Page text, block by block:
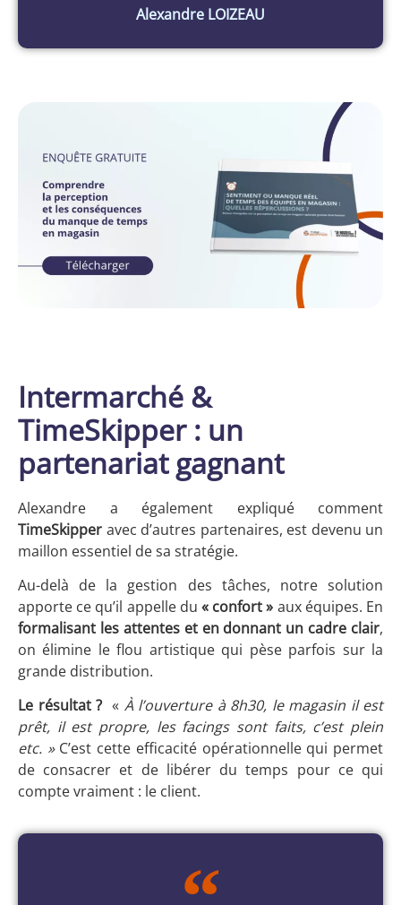
Alexandre LOIZEAU
Intermarché &
TimeSkipper : un
partenariat gagnant
Alexandre a également expliqué comment
TimeSkipper avec d’autres partenaires, est devenu un
maillon essentiel de sa stratégie.
Au-delà de la gestion des tâches, notre solution
apporte ce qu’il appelle du « confort » aux équipes. En
formalisant les attentes et en donnant un cadre clair,
on élimine le flou artistique qui pèse parfois sur la
grande distribution.
Le résultat ? « À l’ouverture à 8h30, le magasin il est
prêt, il est propre, les facings sont faits, c’est plein
etc. »C’est cette efficacité opérationnelle qui permet
de consacrer et de libérer du temps pour ce qui
compte vraiment : le client.